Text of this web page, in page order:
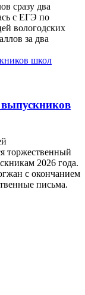
сразу два
с ЕГЭ по
вологодских
за два
торжественный
2026 года.
с окончанием
письма.